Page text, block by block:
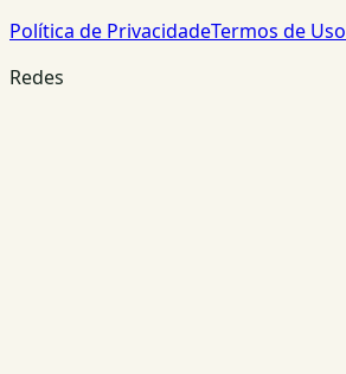
Política de PrivacidadeTermos de Uso
Redes